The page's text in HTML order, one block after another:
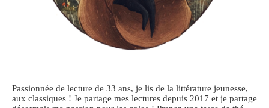
Passionnée de lecture de 33 ans, je lis de la littérature jeunesse,
aux classiques ! Je partage mes lectures depuis 2017 et je partage